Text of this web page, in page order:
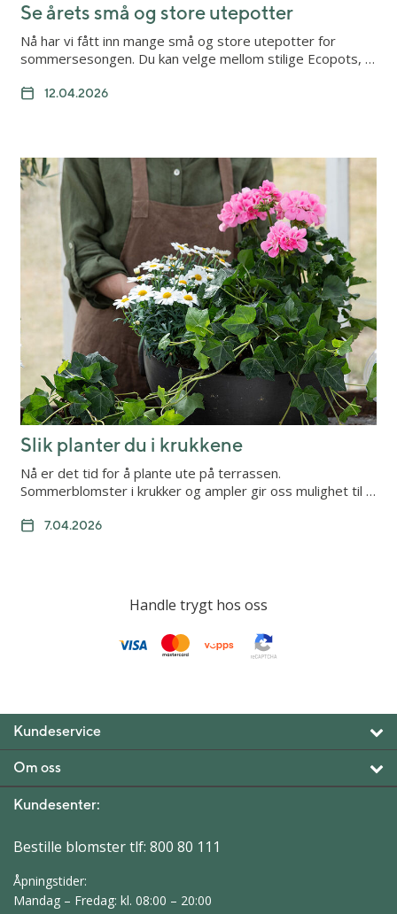
Se årets små og store utepotter
Nå har vi fått inn mange små og store utepotter for
sommersesongen. Du kan velge mellom stilige Ecopots, …
12.04.2026
Slik planter du i krukkene
Nå er det tid for å plante ute på terrassen.
Sommerblomster i krukker og ampler gir oss mulighet til …
7.04.2026
Handle trygt hos oss
Kundeservice
Om oss
Kundesenter:
Bestille blomster tlf: 800 80 111
Åpningstider:
Mandag – Fredag: kl. 08:00 – 20:00